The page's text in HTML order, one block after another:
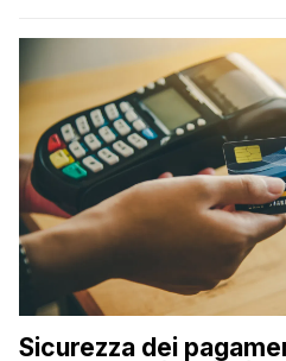
Sicurezza dei